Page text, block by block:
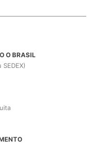
O BRASIL